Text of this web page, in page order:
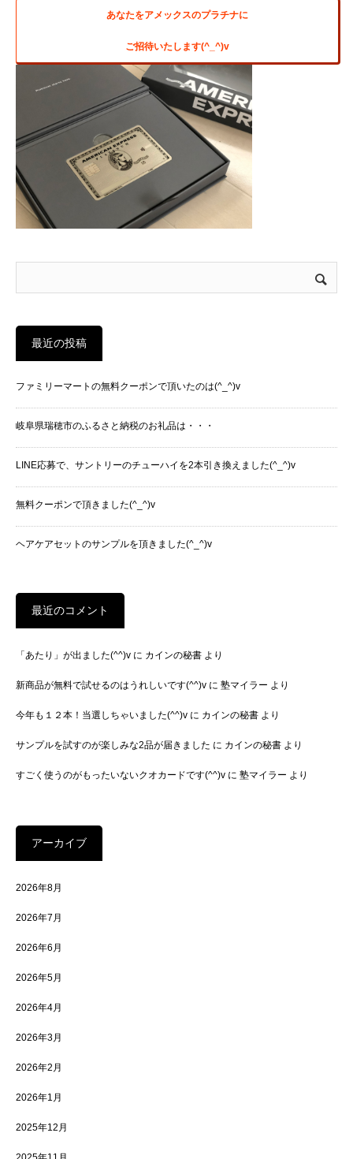
あなたをアメックスのプラチナに
ご招待いたします(^_^)v
最近の投稿
ファミリーマートの無料クーポンで頂いたのは(^_^)v
岐阜県瑞穂市のふるさと納税のお礼品は・・・
LINE応募で、サントリーのチューハイを2本引き換えました(^_^)v
無料クーポンで頂きました(^_^)v
ヘアケアセットのサンプルを頂きました(^_^)v
最近のコメント
「あたり」が出ました(^^)v に カインの秘書 より
新商品が無料で試せるのはうれしいです(^^)v に 塾マイラー より
今年も１２本！当選しちゃいました(^^)v に カインの秘書 より
サンプルを試すのが楽しみな2品が届きました に カインの秘書 より
すごく使うのがもったいないクオカードです(^^)v に 塾マイラー より
アーカイブ
2026年8月
2026年7月
2026年6月
2026年5月
2026年4月
2026年3月
2026年2月
2026年1月
2025年12月